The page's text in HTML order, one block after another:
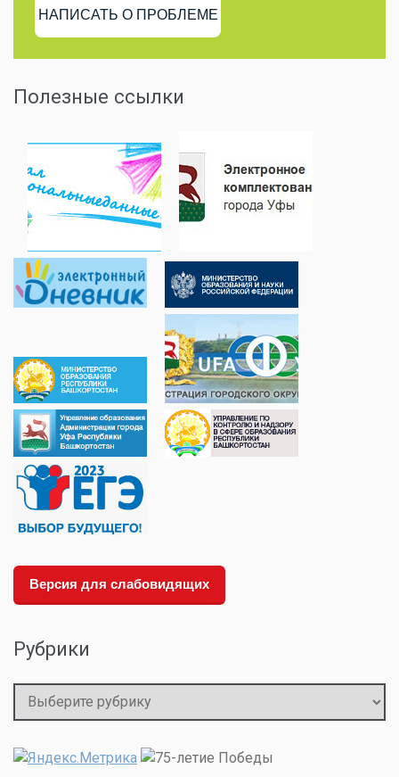
НАПИСАТЬ О ПРОБЛЕМЕ
Полезные ссылки
Версия для слабовидящих
Рубрики
Рубрики